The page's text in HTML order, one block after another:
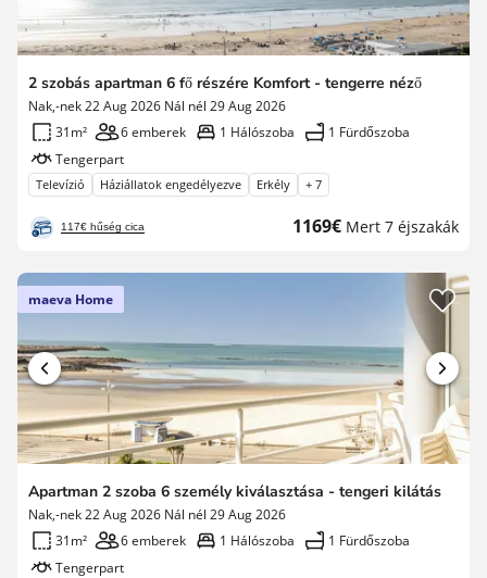
2 szobás apartman 6 fő részére Komfort - tengerre néző
Nak,-nek 22 Aug 2026 Nál nél 29 Aug 2026
31m²
6 emberek 1 Hálószoba
1 Fürdőszoba
Tengerpart
Televízió Háziállatok engedélyezve Erkély + 7
117€ hűség cica
Új
1169€ Mert 7 éjszakák
maeva Home
Apartman 2 szoba 6 személy kiválasztása - tengeri kilátás
Nak,-nek 22 Aug 2026 Nál nél 29 Aug 2026
31m²
6 emberek 1 Hálószoba
1 Fürdőszoba
Tengerpart